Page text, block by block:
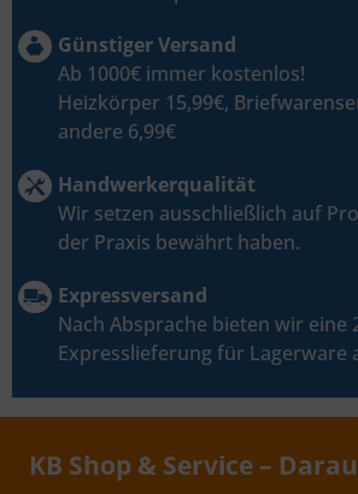
Günstiger Versand
Ab 1000€ immer kostenlos!
Heizkörper 15,99€,
andere 6,99€
Handwerkerqualität
Wir setzen ausschließlich auf
der Praxis bewährt haben.
Expressversand
Nach Absprache bieten wir eine
Expresslieferung für Lagerware
KB Shop & Service –